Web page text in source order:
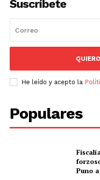
Suscríbete
He leído y acepto la
Populares
Puno